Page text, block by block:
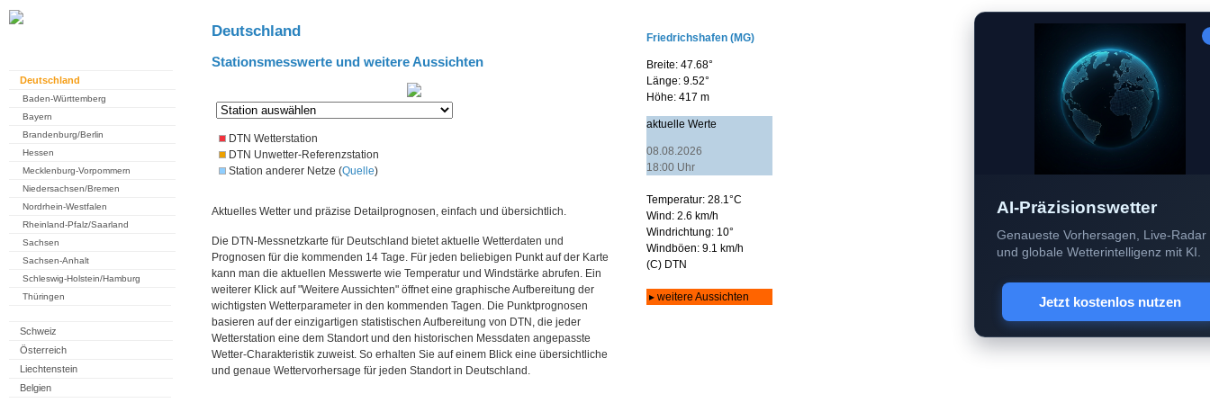
Deutschland
Baden-Württemberg
Bayern
Brandenburg/Berlin
Hessen
Mecklenburg-Vorpommern
Niedersachsen/Bremen
Nordrhein-Westfalen
Rheinland-Pfalz/Saarland
Sachsen
Sachsen-Anhalt
Schleswig-Holstein/Hamburg
Thüringen
Schweiz
Österreich
Liechtenstein
Belgien
Deutschland
Stationsmesswerte und weitere Aussichten
DTN Wetterstation
DTN Unwetter-Referenzstation
Station anderer Netze (Quelle)
Aktuelles Wetter und präzise Detailprognosen, einfach und übersichtlich.
Die DTN-Messnetzkarte für Deutschland bietet aktuelle Wetterdaten und
Prognosen für die kommenden 14 Tage. Für jeden beliebigen Punkt auf der Karte
kann man die aktuellen Messwerte wie Temperatur und Windstärke abrufen. Ein
weiterer Klick auf "Weitere Aussichten" öffnet eine graphische Aufbereitung der
wichtigsten Wetterparameter in den kommenden Tagen. Die Punktprognosen
basieren auf der einzigartigen statistischen Aufbereitung von DTN, die jeder
Wetterstation eine dem Standort und den historischen Messdaten angepasste
Wetter-Charakteristik zuweist. So erhalten Sie auf einem Blick eine übersichtliche
und genaue Wettervorhersage für jeden Standort in Deutschland.
AI-Präzisionswetter
Genaueste Vorhersagen, Live-Radar
und globale Wetterintelligenz mit KI.
Jetzt kostenlos nutzen